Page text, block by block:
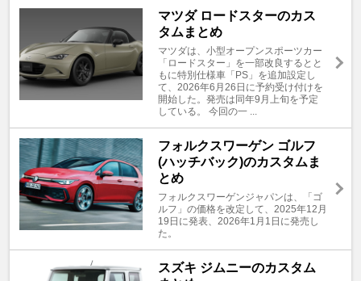
マツダ ロードスターのカス
タムまとめ
マツダは、小型オープンスポーツカー
「ロードスター」を一部改良するとと
もに特別仕様車「PS」を追加設定し
て、2026年6月26日に予約受け付けを
開始した。発売は同年9月上旬を予定
している。 今回の一 ...
フォルクスワーゲン ゴルフ
(ハッチバック)のカスタムま
とめ
フォルクスワーゲンジャパンは、「ゴ
ルフ」の価格を改定して、2025年12月
19日に発表、2026年1月1日に発売し
た。
スズキ ジムニーのカスタム